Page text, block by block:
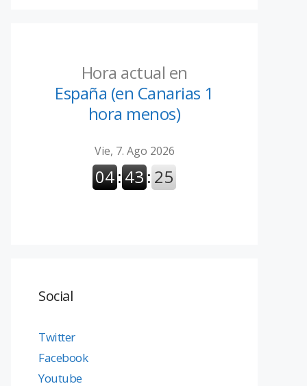
Hora actual en
España (en Canarias 1
hora menos)
Social
Twitter
Facebook
Youtube